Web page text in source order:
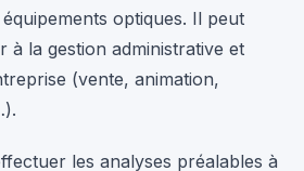
optiques. Il peut
à la gestion administrative et
(vente, animation,
les analyses préalables à